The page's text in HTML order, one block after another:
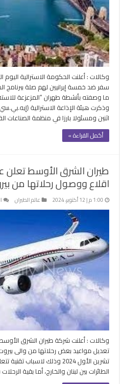
وكالات : أعلنت الحكومة الاسترالية
سفر ضد خمسة إيرانيين لهم صلة ببرنامج
ما وصفته بأنشطة طهران “المزعزعة
وذكرت هيئة الإذاعة الاسترالية
اثنين ومسئولا بارزا في منظمة الصناعات
أكمل القراءة »
طيران الشرق الأوسط تعلن
اقلاع ووصول رحلاتها من
1:00 م | 12 أكتوبر، 2024 عالم الطيران
وكالات : أعلنت شركة طيران الشرق الأوسط
تشرين الأول 2024 وذلك
الطائرات بين لبنان والخارج، أما بقية